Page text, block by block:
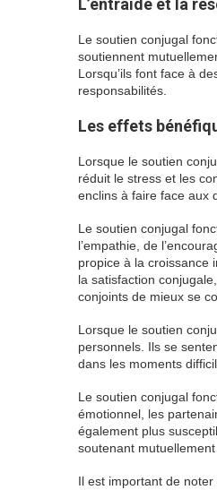
L’entraide et la
Le soutien conjugal
soutiennent
Lorsqu’ils font face à
responsabilités.
Les effets
Lorsque le soutien
réduit le stress et les
enclins à faire face aux
Le soutien conjugal
l’empathie, de
propice à la croissance
la satisfaction
conjoints de mieux se
Lorsque le soutien
personnels. Ils se
dans les moments
Le soutien conjugal
émotionnel, les
également plus
soutenant
Il est important de